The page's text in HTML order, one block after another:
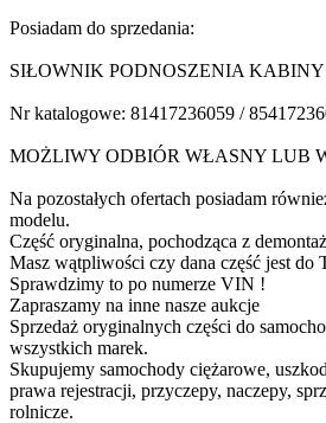
Posiadam do sprzedania:
SIŁOWNIK PODNOSZENIA
Nr katalogowe: 81417236059 /
MOŻLIWY ODBIÓR WŁASNY LUB
Na pozostałych ofertach posiadam
modelu.
Część oryginalna, pochodząca z
Masz wątpliwości czy dana część jest do
Sprawdzimy to po numerze VIN !
Zapraszamy na inne nasze aukcje
Sprzedaż oryginalnych części do
wszystkich marek.
Skupujemy samochody ciężarowe,
prawa rejestracji, przyczepy, naczepy,
rolnicze.